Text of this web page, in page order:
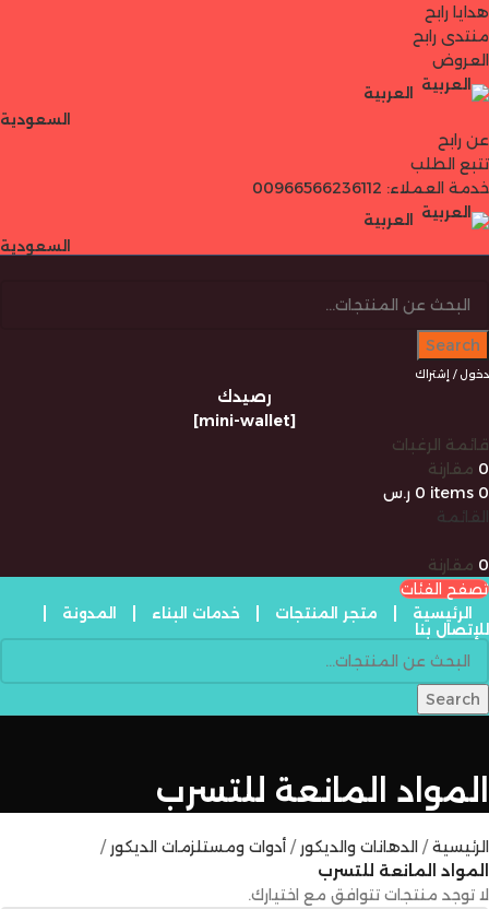
هدايا رابح
منتدى رابح
العروض
العربية
السعودية
عن رابح
تتبع الطلب
خدمة العملاء: 00966566236112
العربية
السعودية
Search
دخول / إشتراك
رصيدك
[mini-wallet]
قائمة الرغبات
0 مقارنة
0
items
0 ر.س
القائمة
0 مقارنة
تصفح الفئات
الرئيسية
متجر المنتجات خدمات البناء
المدونة
للإتصال بنا
Search
المواد المانعة للتسرب
الرئيسية الدهانات والديكور
أدوات ومستلزمات الديكور
المواد المانعة للتسرب
لا توجد منتجات تتوافق مع اختيارك.